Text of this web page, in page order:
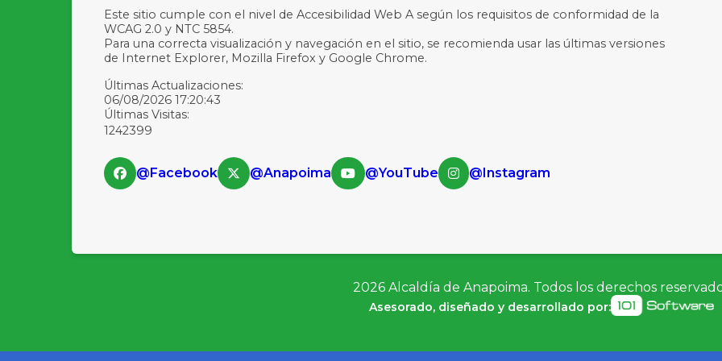
Este sitio cumple con el nivel de Accesibilidad Web A según los requisitos de conformidad de la
WCAG 2.0 y NTC 5854.
Para una correcta visualización y navegación en el sitio, se recomienda usar las últimas versiones
de Internet Explorer, Mozilla Firefox y Google Chrome.
Últimas Actualizaciones:
06/08/2026 17:20:43
Últimas Visitas:
1242399
@Facebook @Anapoima @YouTube @Instagram
2026 Alcaldía de Anapoima. Todos los derechos
Asesorado, diseñado y desarrollado por: